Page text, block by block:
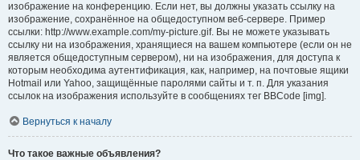
изображение на конференцию. Если нет, вы должны указать ссылку на
изображение, сохранённое на общедоступном веб-сервере. Пример
ссылки: http://www.example.com/my-picture.gif. Вы не можете указывать
ссылку ни на изображения, хранящиеся на вашем компьютере (если он не
является общедоступным сервером), ни на изображения, для доступа к
которым необходима аутентификация, как, например, на почтовые ящики
Hotmail или Yahoo, защищённые паролями сайты и т. п. Для указания
ссылок на изображения используйте в сообщениях тег BBCode [img].
Вернуться к началу
Что такое важные объявления?